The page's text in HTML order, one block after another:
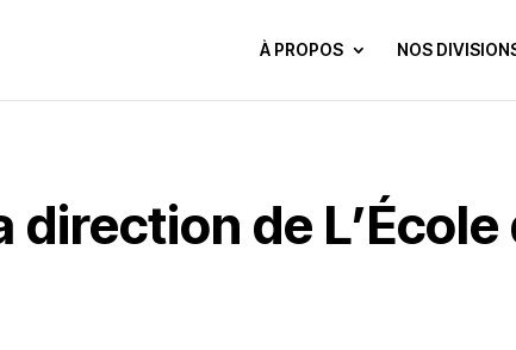
À PROPOS NOS
de L’École